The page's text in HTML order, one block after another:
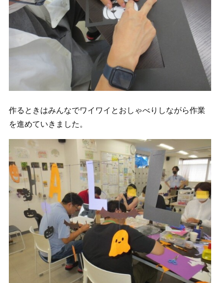
作るときはみんなでワイワイとおしゃべりしながら作業
を進めていきました。